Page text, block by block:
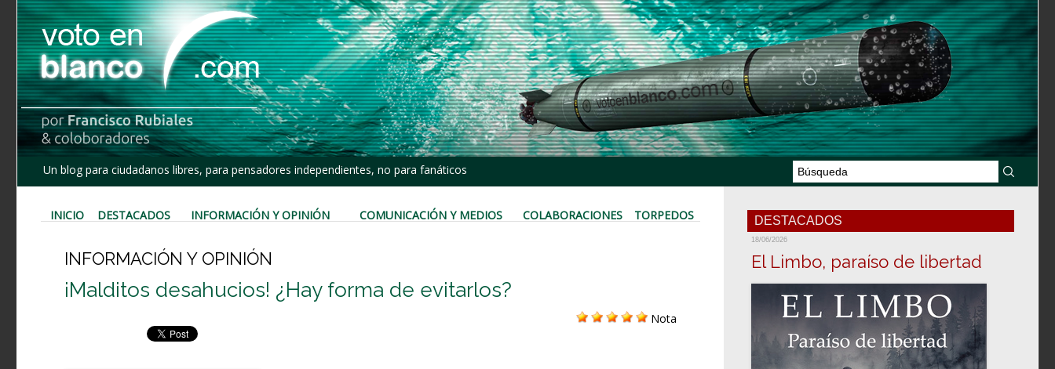
Un blog para ciudadanos libres, para pensadores independientes, no para fanáticos
INICIO DESTACADOS INFORMACIÓN Y OPINIÓN COMUNICACIÓN Y MEDIOS COLABORACIONES TORPEDOS
INFORMACIÓN Y OPINIÓN
¡Malditos desahucios! ¿Hay forma de evitarlos?
Nota
DESTACADOS
18/06/2026
El Limbo, paraíso de libertad